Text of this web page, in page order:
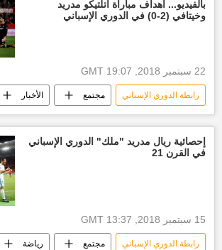
بالفيديو... أهداف مباراة أتلتيكو مدريد
وخيتافي (2-0) في الدوري الإسباني
22 سبتمبر 2018, 19:07 GMT
رابطة الدوري الإسباني مجتمع الأخبار
رياضة الدوري الإسباني أتلتيكو مدريد
إحصائية ريال مدريد "ملك" الدوري الإسباني
في القرن 21
15 سبتمبر 2018, 13:37 GMT
رابطة الدوري الإسباني مجتمع رياضة